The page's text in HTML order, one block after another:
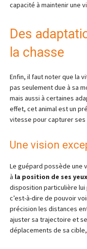
capacité à maintenir une
Des
la chasse
Enfin, il faut noter que la
pas seulement due à sa
mais aussi à certaines
effet, cet animal est un
vitesse pour capturer ses
Une vision
Le guépard possède une
à la position de ses
disposition particulière lui
c’est-à-dire de pouvoir
précision les distances
ajuster sa trajectoire et
déplacements de sa